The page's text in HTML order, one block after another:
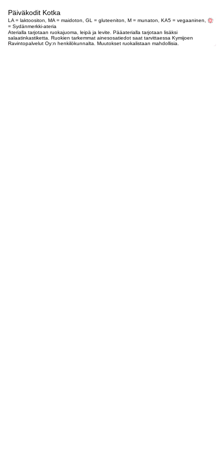
Päiväkodit Kotka
LA = laktoositon, MA = maidoton, GL = gluteeniton, M = munaton, KA5 = vegaaninen,
= Sydänmerkki-ateria
Aterialla tarjotaan ruokajuoma, leipä ja levite. Pääaterialla tarjotaan lisäksi
salaatinkastiketta. Ruokien tarkemmat ainesosatiedot saat tarvittaessa Kymijoen
Ravintopalvelut Oy:n henkilökunnalta. Muutokset ruokalistaan mahdollisia.